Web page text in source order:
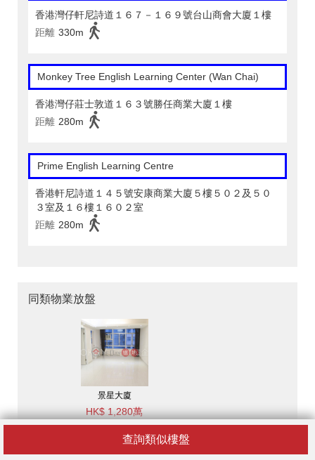
查詢類似樓盤
香港灣仔軒尼詩道１６７－１６９號台山商會大廈１樓
距離 330m
Monkey Tree English Learning Center (Wan Chai)
香港灣仔莊士敦道１６３號勝任商業大廈１樓
距離 280m
Prime English Learning Centre
香港軒尼詩道１４５號安康商業大廈５樓５０２及５０
３室及１６樓１６０２室
距離 280m
同類物業放盤
景星大廈
HK$ 1,280萬
3房2廁,極高層《景星大
廈出售單位》